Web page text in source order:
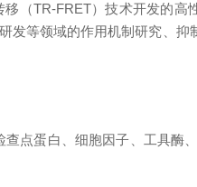
（TR-FRET）技术开发的高
发等领域的作用机制研究、抑
点蛋白、细胞因子、工具酶